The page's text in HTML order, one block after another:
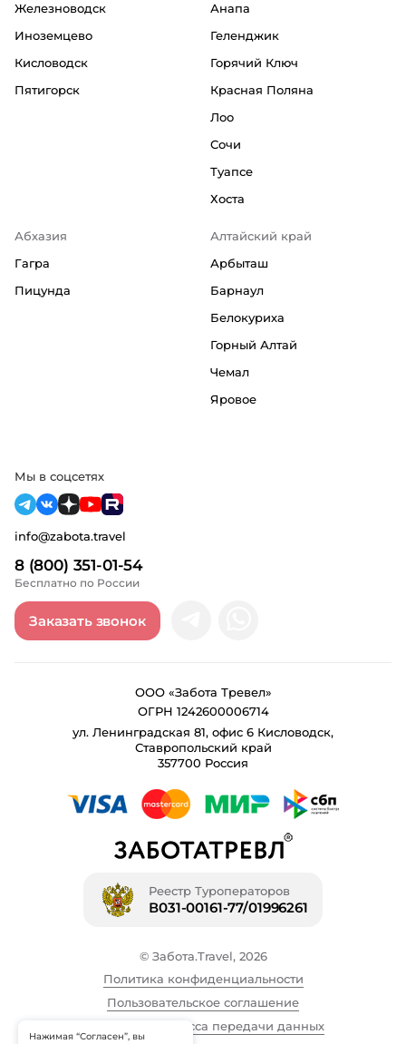
Железноводск
Иноземцево
Кисловодск
Пятигорск
Анапа
Геленджик
Горячий Ключ
Красная Поляна
Лоо
Сочи
Туапсе
Хоста
Абхазия
Гагра
Пицунда
Алтайский край
Арбыташ
Барнаул
Белокуриха
Горный Алтай
Чемал
Яровое
8 (800) 351-01-54
Бесплатно по России
info@zabota.travel
Заказать звонок
Мы в соцсетях
ООО «Забота Тревел»
ОГРН 1242600006714
ул. Ленинградская 81, офис 6 Кисловодск,
Ставропольский край
357700 Россия
Реестр Туроператоров
В031-00161-77/01996261
© Забота.Travel, 2026
Политика конфиденциальности
Пользовательское соглашение
Описание процесса передачи данных
Нажимая “Согласен”, вы